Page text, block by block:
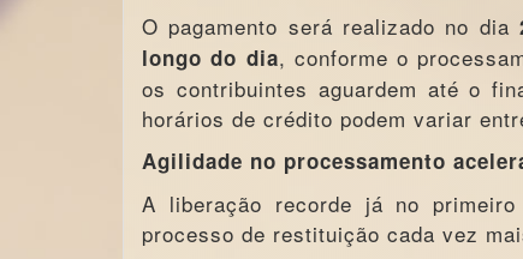
O pagamento será realizado no dia
longo do dia, conforme o
os contribuintes aguardem até o
horários de crédito podem variar
Agilidade no processamento
A liberação recorde já no
processo de restituição cada vez